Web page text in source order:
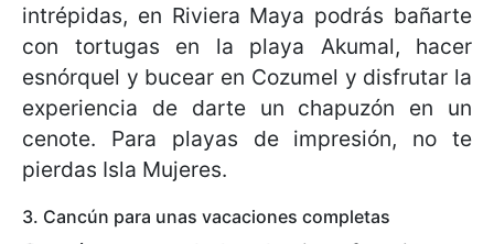
intrépidas, en Riviera Maya podrás bañarte
con tortugas en la playa Akumal, hacer
esnórquel y bucear en Cozumel y disfrutar la
experiencia de darte un chapuzón en un
cenote. Para playas de impresión, no te
pierdas Isla Mujeres.
3. Cancún para unas vacaciones completas